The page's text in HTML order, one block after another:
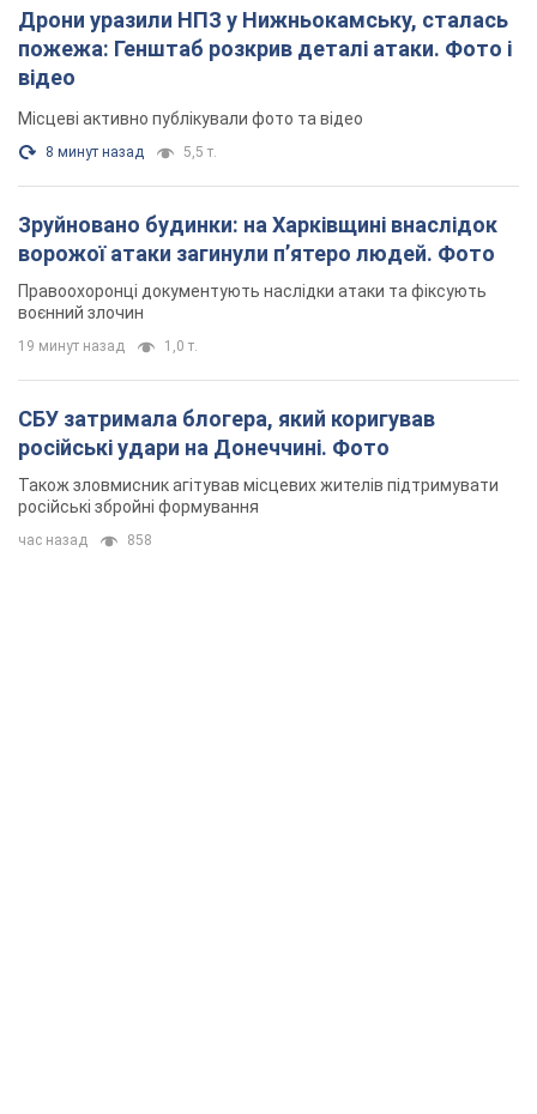
Дрони уразили НПЗ у Нижньокамську, сталась
пожежа: Генштаб розкрив деталі атаки. Фото і
відео
Місцеві активно публікували фото та відео
8 минут назад 5,5 т.
Зруйновано будинки: на Харківщині внаслідок
ворожої атаки загинули п’ятеро людей. Фото
Правоохоронці документують наслідки атаки та фіксують
воєнний злочин
19 минут назад 1,0 т.
СБУ затримала блогера, який коригував
російські удари на Донеччині. Фото
Також зловмисник агітував місцевих жителів підтримувати
російські збройні формування
час назад 858